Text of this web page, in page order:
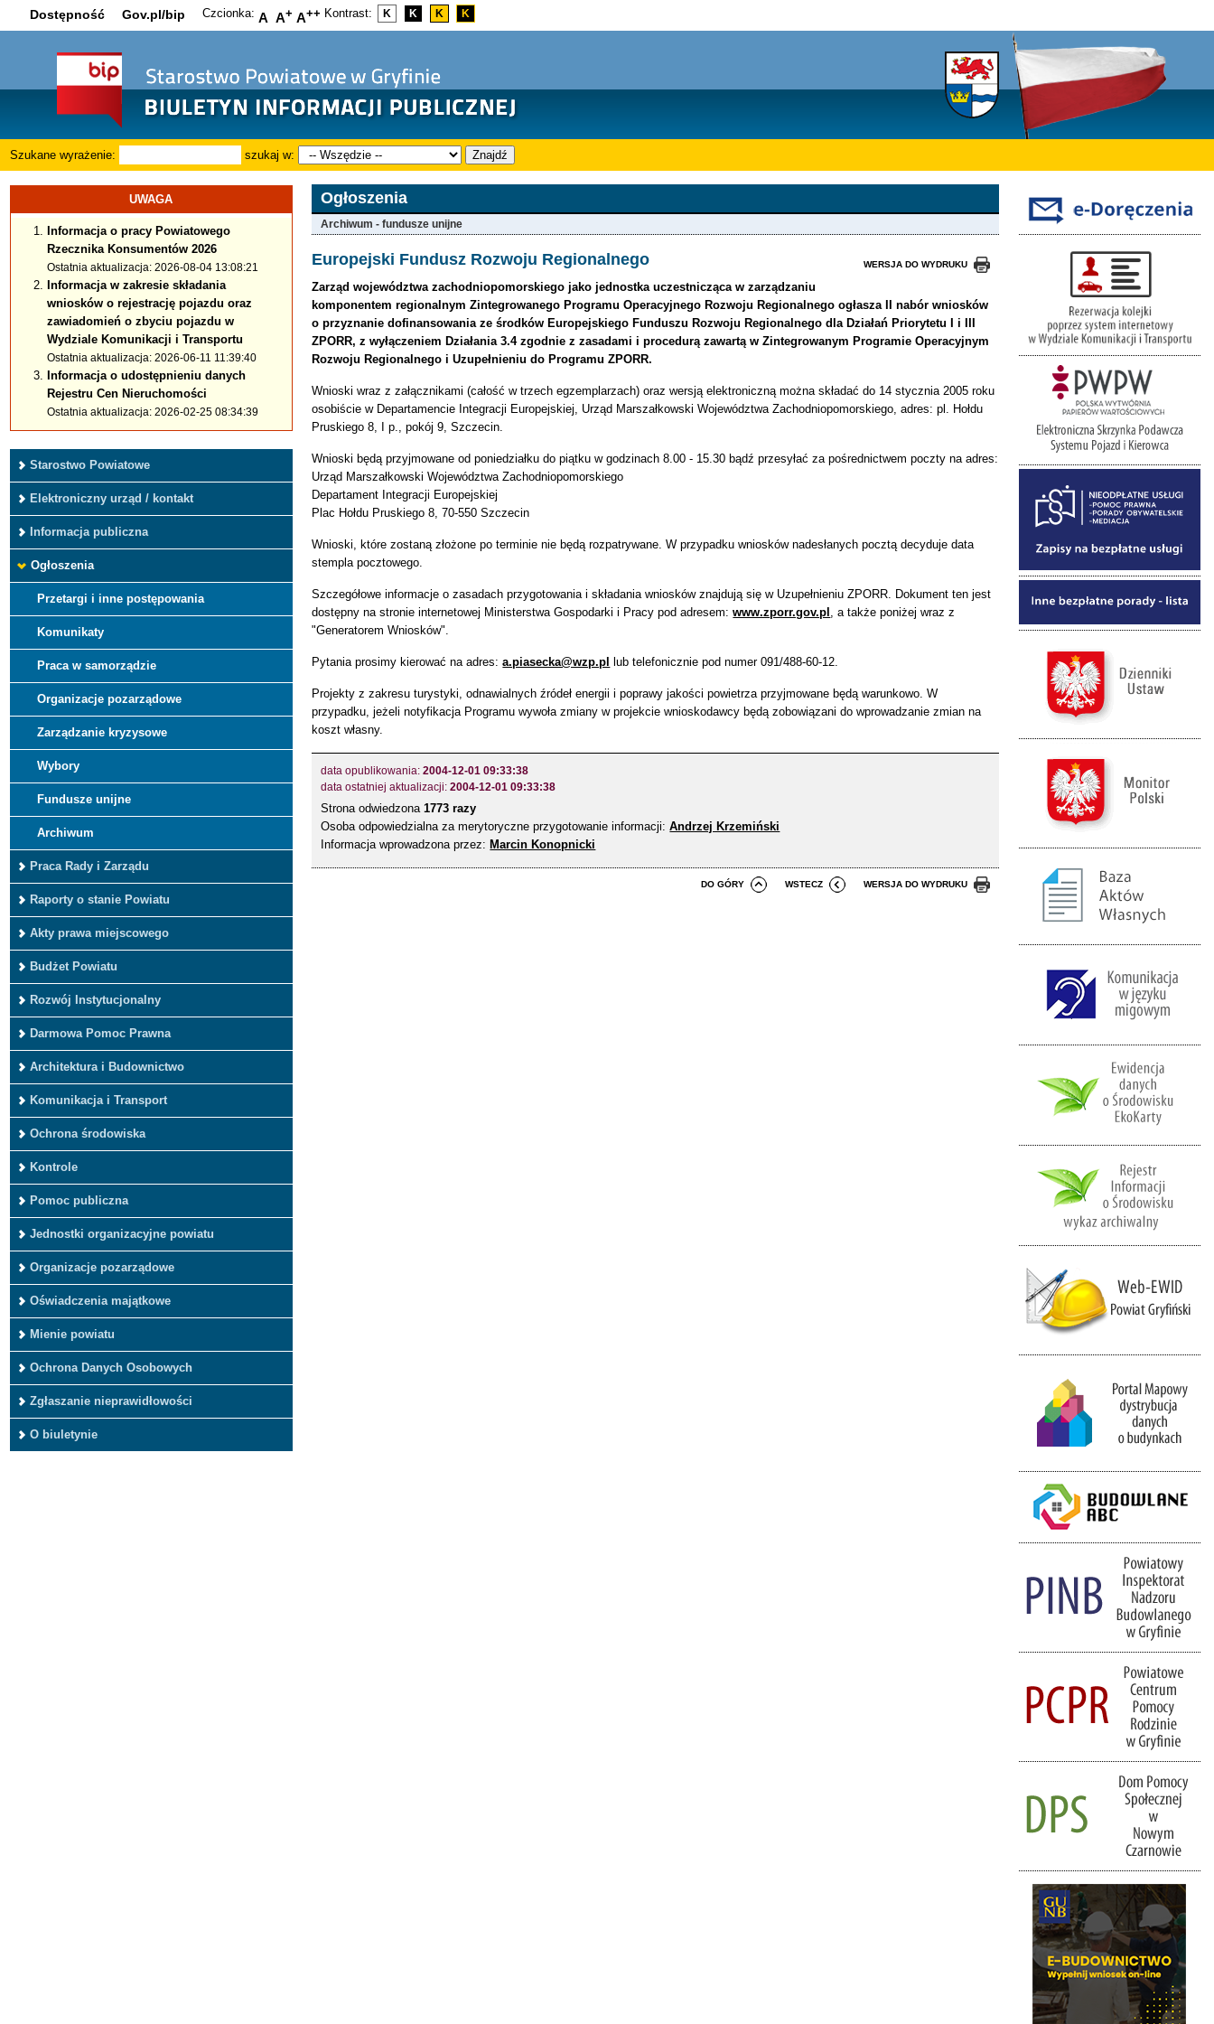
Dostępność Gov.pl/bip Czcionka: A A+ A++ Kontrast: K K K K
Szukane wyrażenie: szukaj w: Znajdź
UWAGA
Informacja o pracy Powiatowego
Rzecznika Konsumentów 2026
Ostatnia aktualizacja: 2026-08-04 13:08:21
Informacja w zakresie składania
wniosków o rejestrację pojazdu oraz
zawiadomień o zbyciu pojazdu w
Wydziale Komunikacji i Transportu
Ostatnia aktualizacja: 2026-06-11 11:39:40
Informacja o udostępnieniu danych
Rejestru Cen Nieruchomości
Ostatnia aktualizacja: 2026-02-25 08:34:39
Starostwo Powiatowe
Elektroniczny urząd / kontakt
Informacja publiczna
Ogłoszenia
Przetargi i inne postępowania
Komunikaty
Praca w samorządzie
Organizacje pozarządowe
Zarządzanie kryzysowe
Wybory
Fundusze unijne
Archiwum
Praca Rady i Zarządu
Raporty o stanie Powiatu
Akty prawa miejscowego
Budżet Powiatu
Rozwój Instytucjonalny
Darmowa Pomoc Prawna
Architektura i Budownictwo
Komunikacja i Transport
Ochrona środowiska
Kontrole
Pomoc publiczna
Jednostki organizacyjne powiatu
Organizacje pozarządowe
Oświadczenia majątkowe
Mienie powiatu
Ochrona Danych Osobowych
Zgłaszanie nieprawidłowości
O biuletynie
Ogłoszenia
Archiwum - fundusze unijne
WERSJA DO WYDRUKU
Europejski Fundusz Rozwoju Regionalnego
Zarząd województwa zachodniopomorskiego jako jednostka uczestnicząca w zarządzaniu
komponentem regionalnym Zintegrowanego Programu Operacyjnego Rozwoju Regionalnego ogłasza II nabór wniosków
o przyznanie dofinansowania ze środków Europejskiego Funduszu Rozwoju Regionalnego dla Działań Priorytetu I i III
ZPORR, z wyłączeniem Działania 3.4 zgodnie z zasadami i procedurą zawartą w Zintegrowanym Programie Operacyjnym
Rozwoju Regionalnego i Uzupełnieniu do Programu ZPORR.
Wnioski wraz z załącznikami (całość w trzech egzemplarzach) oraz wersją elektroniczną można składać do 14 stycznia 2005 roku
osobiście w Departamencie Integracji Europejskiej, Urząd Marszałkowski Województwa Zachodniopomorskiego, adres: pl. Hołdu
Pruskiego 8, I p., pokój 9, Szczecin.
Wnioski będą przyjmowane od poniedziałku do piątku w godzinach 8.00 - 15.30 bądź przesyłać za pośrednictwem poczty na adres:
Urząd Marszałkowski Województwa Zachodniopomorskiego
Departament Integracji Europejskiej
Plac Hołdu Pruskiego 8, 70-550 Szczecin
Wnioski, które zostaną złożone po terminie nie będą rozpatrywane. W przypadku wniosków nadesłanych pocztą decyduje data
stempla pocztowego.
Szczegółowe informacje o zasadach przygotowania i składania wniosków znajdują się w Uzupełnieniu ZPORR. Dokument ten jest
dostępny na stronie internetowej Ministerstwa Gospodarki i Pracy pod adresem:www.zporr.gov.pl , a także poniżej wraz z
"Generatorem Wniosków".
Pytania prosimy kierować na adres:a.piasecka@wzp.pl lub telefonicznie pod numer 091/488-60-12.
Projekty z zakresu turystyki, odnawialnych źródeł energii i poprawy jakości powietrza przyjmowane będą warunkowo. W
przypadku, jeżeli notyfikacja Programu wywoła zmiany w projekcie wnioskodawcy będą zobowiązani do wprowadzanie zmian na
koszt własny.
data opublikowania:2004-12-01 09:33:38
data ostatniej aktualizacji:2004-12-01 09:33:38
Strona odwiedzona1773 razy
Osoba odpowiedzialna za merytoryczne przygotowanie informacji:Andrzej Krzemiński
Informacja wprowadzona przez: Marcin Konopnicki
DO GÓRY WSTECZ WERSJA DO WYDRUKU